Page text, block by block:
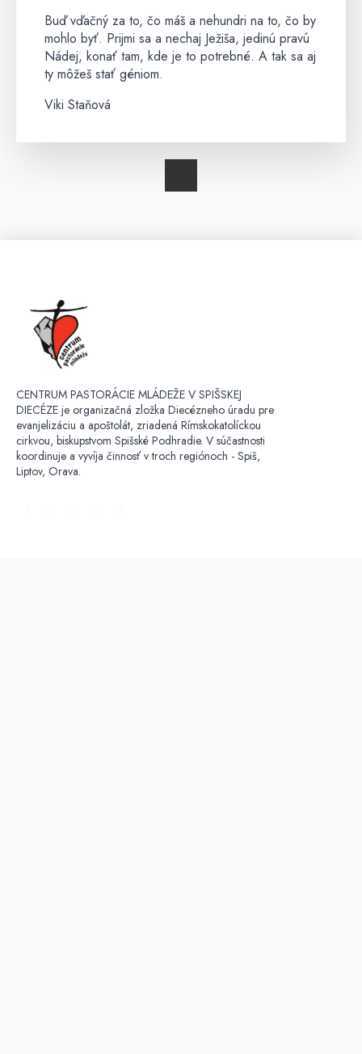
Buď vďačný za to, čo máš a nehundri na to, čo by
mohlo byť. Prijmi sa a nechaj Ježiša, jedinú pravú
Nádej, konať tam, kde je to potrebné. A tak sa aj
ty môžeš stať géniom.
Viki Staňová
CENTRUM PASTORÁCIE MLÁDEŽE V SPIŠSKEJ
DIECÉZE je organizačná zložka Diecézneho úradu pre
evanjelizáciu a apoštolát, zriadená Rímskokatolíckou
cirkvou, biskupstvom Spišské Podhradie. V súčastnosti
koordinuje a vyvíja činnosť v troch regiónoch - Spiš,
Liptov, Orava.